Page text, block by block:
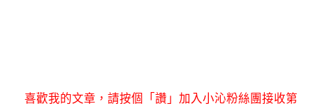
喜歡我的文章，請按個「讚」加入小沁粉絲團接收第